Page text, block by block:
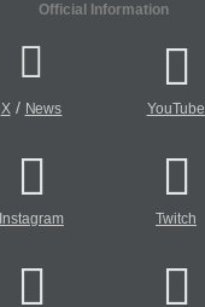
Official Information
X/ News YouTube
Instagram Twitch